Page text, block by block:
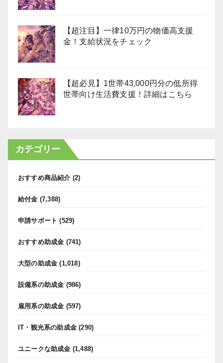
【超注目】一律10万円の物価高支援
金！支給状況をチェック
【超必見】1世帯43,000円分の低所得
世帯向け生活費支援！詳細はこちら
カテゴリー
おすすめ商品紹介 (2)
給付金 (7,388)
申請サポート (529)
おすすめ助成金 (741)
大型の助成金 (1,018)
設備系の助成金 (986)
雇用系の助成金 (597)
IT・観光系の助成金 (290)
ユニークな助成金 (1,488)